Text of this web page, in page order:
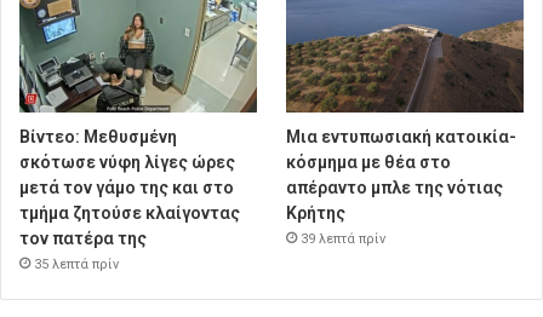
Βίντεο: Μεθυσμένη
σκότωσε νύφη λίγες ώρες
μετά τον γάμο της και στο
τμήμα ζητούσε κλαίγοντας
τον πατέρα της
35 λεπτά πρίν
Μια εντυπωσιακή κατοικία-
κόσμημα με θέα στο
απέραντο μπλε της νότιας
Κρήτης
39 λεπτά πρίν